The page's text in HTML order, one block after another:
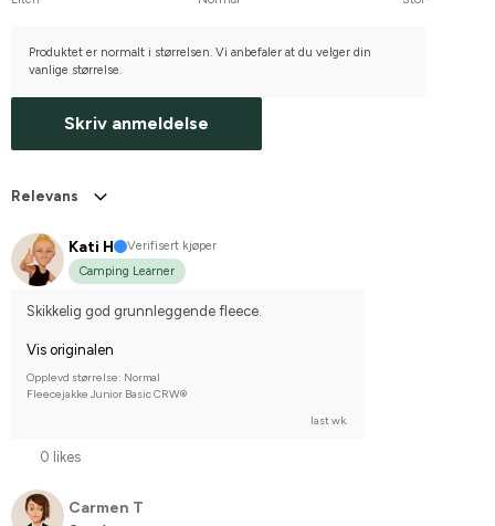
Produktet er normalt i størrelsen. Vi anbefaler at du velger din
vanlige størrelse.
Skriv anmeldelse
Relevans
Kati H
Verifisert kjøper
Camping Learner
Skikkelig god grunnleggende fleece.
Vis originalen
Opplevd størrelse: Normal
Fleecejakke Junior Basic CRW®
last wk.
0 likes
Carmen T